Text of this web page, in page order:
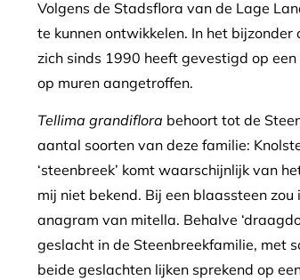
Volgens de Stadsflora van de Lage
te kunnen ontwikkelen. In het
zich sinds 1990 heeft gevestigd op
op muren aangetroffen.
Tellima grandiflora behoort tot de
aantal soorten van deze familie:
‘steenbreek’ komt waarschijnlijk van
mij niet bekend. Bij een blaassteen
anagram van mitella. Behalve
geslacht in de Steenbreekfamilie, met
beide geslachten lijken sprekend op